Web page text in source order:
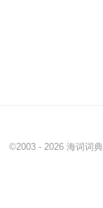
©2003 - 2026 海词词典